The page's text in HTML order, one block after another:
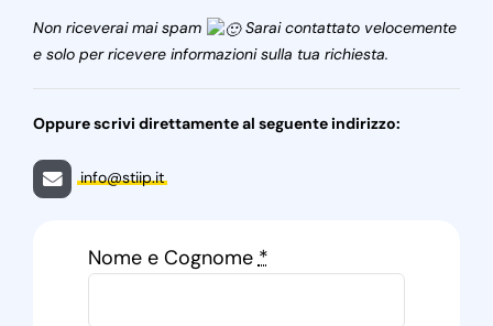
Non riceverai mai spam
Sarai contattato velocemente
e solo per ricevere informazioni sulla tua richiesta.
Oppure scrivi direttamente al seguente indirizzo:
info@stiip.it
Nome e Cognome*